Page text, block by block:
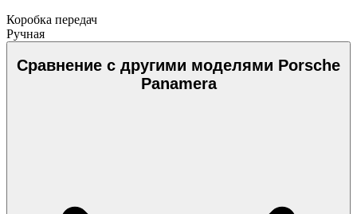
Коробка передач
Ручная
Сравнение с другими моделями Porsche
Panamera